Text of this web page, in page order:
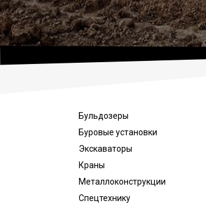
Бульдозеры
Буровые установки
Экскаваторы
Краны
Металлоконструкции
Спецтехнику